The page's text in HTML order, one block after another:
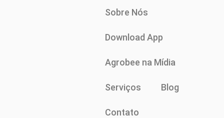
Sobre Nós
Download App
Agrobee na Mídia
Serviços Blog
Contato